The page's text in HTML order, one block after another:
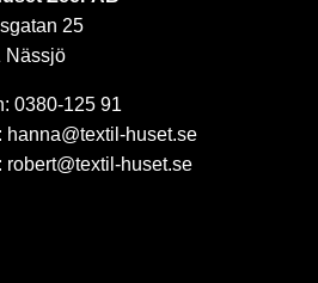
25
Nässjö
0380-125 91
hanna@textil-huset.se
robert@textil-huset.se